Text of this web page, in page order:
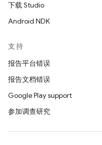
下载 Studio
Android NDK
支持
报告平台错误
报告文档错误
Google Play support
参加调查研究